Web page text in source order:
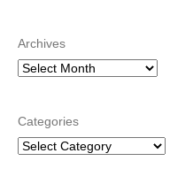
Archives
Categories